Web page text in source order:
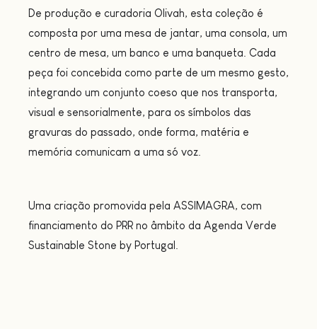
De produção e curadoria Olivah, esta coleção é
composta por uma mesa de jantar, uma consola, um
centro de mesa, um banco e uma banqueta. Cada
peça foi concebida como parte de um mesmo gesto,
integrando um conjunto coeso que nos transporta,
visual e sensorialmente, para os símbolos das
gravuras do passado, onde forma, matéria e
memória comunicam a uma só voz.
Uma criação promovida pela ASSIMAGRA, com
financiamento do PRR no âmbito da Agenda Verde
Sustainable Stone by Portugal.